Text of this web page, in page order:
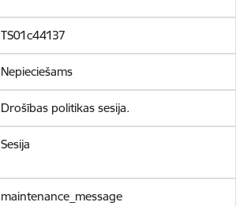
TS01c44137
Nepieciešams
Drošības politikas sesija.
Sesija
maintenance_message